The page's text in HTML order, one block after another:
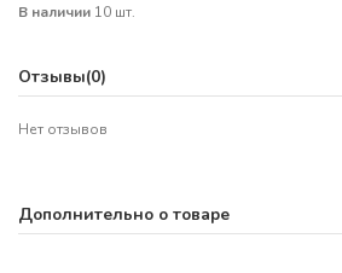
В наличии 10 шт.
Отзывы(0)
Нет отзывов
Дополнительно о товаре